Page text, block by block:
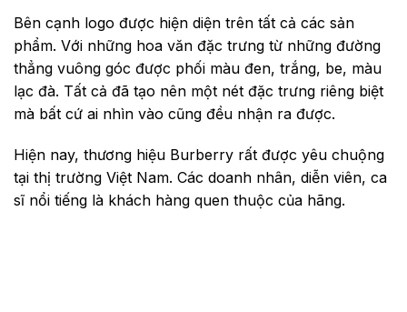
Bên cạnh logo được hiện diện trên tất cả các sản
phẩm. Với những hoa văn đặc trưng từ những đường
thẳng vuông góc được phối màu đen, trắng, be, màu
lạc đà. Tất cả đã tạo nên một nét đặc trưng riêng biệt
mà bất cứ ai nhìn vào cũng đều nhận ra được.
Hiện nay, thương hiệu Burberry rất được yêu chuộng
tại thị trường Việt Nam. Các doanh nhân, diễn viên, ca
sĩ nổi tiếng là khách hàng quen thuộc của hãng.